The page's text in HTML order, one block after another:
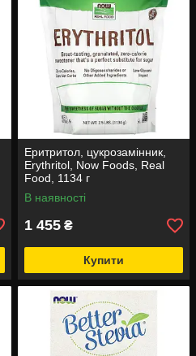
Еритритол, цукрозамінник,
Erythritol, Now Foods, Real
Food, 1134 г
В наявності
1 455 ₴
Купити